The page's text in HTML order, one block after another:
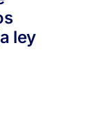
ley